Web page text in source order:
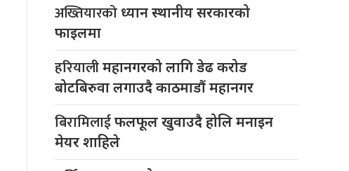
अख्तियारको ध्यान स्थानीय सरकारको
फाइलमा
हरियालीमहानगरको लागि डेढ करोड
बोटबिरुवा लगाउदै काठमाडौं महानगर
बिरामिलाईफलफूल खुवाउदै होलि मनाइन
मेयर शाहिले